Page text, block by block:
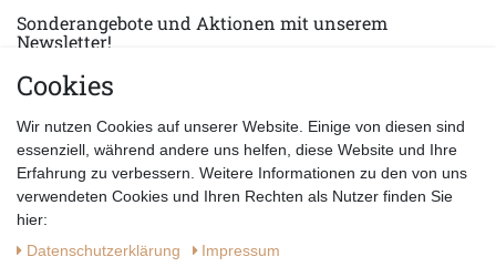
Sonderangebote und Aktionen mit unserem
Newsletter!
E-MAIL *
Datenschutzerklärung
Cookies
Wir nutzen Cookies auf unserer Website. Einige von diesen sind
essenziell, während andere uns helfen, diese Website und Ihre
Erfahrung zu verbessern. Weitere Informationen zu den von uns
verwendeten Cookies und Ihren Rechten als Nutzer finden Sie
hier:
Daten­schutz­erklärung
Impressum